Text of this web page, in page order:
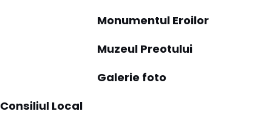
Monumentul Eroilor
Muzeul Preotului
Galerie foto
Consiliul Local